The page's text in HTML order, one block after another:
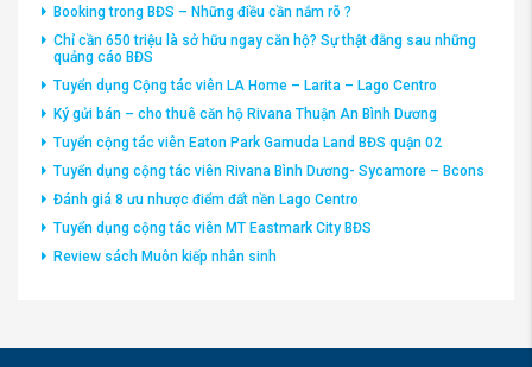
Booking trong BĐS – Những điều cần nắm rõ ?
Chỉ cần 650 triệu là sở hữu ngay căn hộ? Sự thật đằng sau những
quảng cáo BĐS
Tuyển dụng Cộng tác viên LA Home – Larita – Lago Centro
Ký gửi bán – cho thuê căn hộ Rivana Thuận An Bình Dương
Tuyển cộng tác viên Eaton Park Gamuda Land BĐS quận 02
Tuyển dụng cộng tác viên Rivana Bình Dương- Sycamore – Bcons
Đánh giá 8 ưu nhược điểm đất nền Lago Centro
Tuyển dụng cộng tác viên MT Eastmark City BĐS
Review sách Muôn kiếp nhân sinh